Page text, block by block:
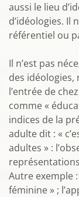
aussi le lieu
d’idéologies. Il
référentiel ou
Il n’est pas
des idéologies,
l’entrée de
comme «
indices de la
adulte dit : «
adultes » :
Autre exemple
féminine » ;